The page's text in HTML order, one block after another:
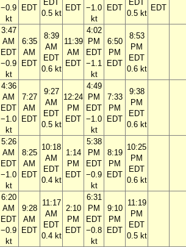
−0.9
kt
EDT
EDT
0.5 kt
EDT −1.0
kt
EDT
EDT
0.5 kt
EDT
3:47
AM
EDT
−0.9
kt
6:35
AM
EDT
8:39
AM
EDT
0.6 kt
11:39
AM
EDT
4:02
PM
EDT
−1.1
kt
6:50
PM
EDT
8:53
PM
EDT
0.6 kt
4:36
AM
EDT
−1.0
kt
7:27
AM
EDT
9:27
AM
EDT
0.5 kt
12:24
PM
EDT
4:49
PM
EDT
−1.0
kt
7:33
PM
EDT
9:38
PM
EDT
0.6 kt
5:26
AM
EDT
−1.0
kt
8:25
AM
EDT
10:18
AM
EDT
0.4 kt
1:14
PM
EDT
5:38
PM
EDT
−0.9
kt
8:19
PM
EDT
10:25
PM
EDT
0.6 kt
6:20
AM
EDT
−0.9
kt
9:28
AM
EDT
11:17
AM
EDT
0.4 kt
2:10
PM
EDT
6:31
PM
EDT
−0.8
kt
9:10
PM
EDT
11:19
PM
EDT
0.5 kt